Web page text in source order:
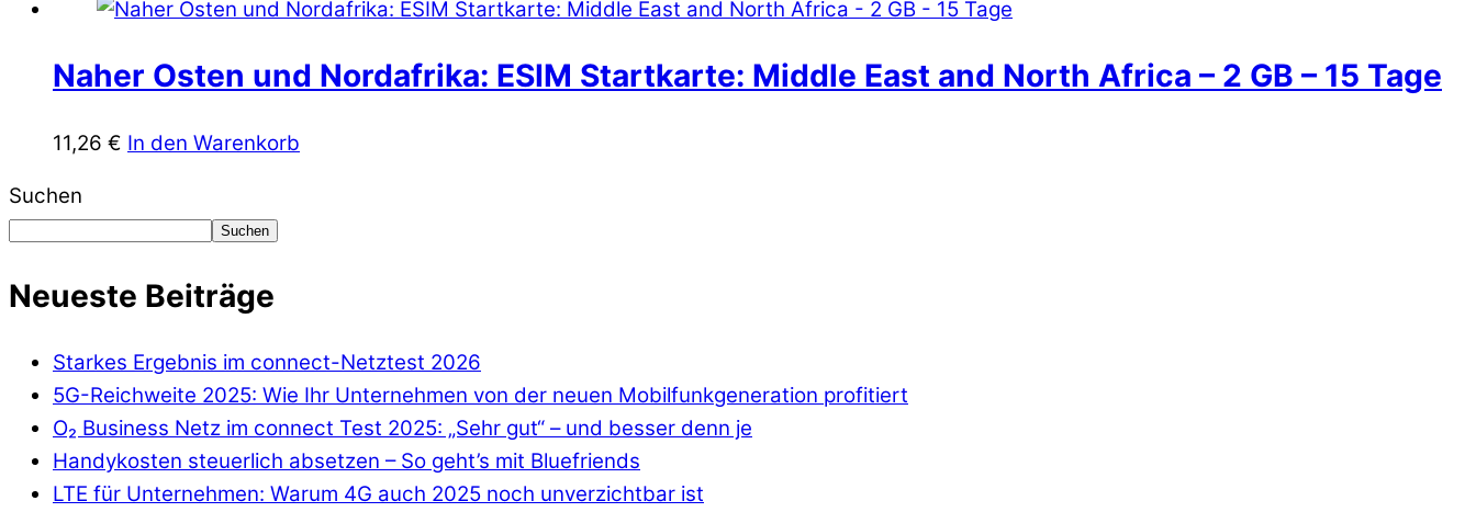
Naher Osten und Nordafrika: ESIM Startkarte: Middle East and North Africa – 2 GB – 15 Tage
11,26 € In den Warenkorb
Suchen
Suchen
Neueste Beiträge
Starkes Ergebnis im connect-Netztest 2026
5G-Reichweite 2025: Wie Ihr Unternehmen von der neuen Mobilfunkgeneration profitiert
O₂ Business Netz im connect Test 2025: „Sehr gut“ – und besser denn je
Handykosten steuerlich absetzen – So geht’s mit Bluefriends
LTE für Unternehmen: Warum 4G auch 2025 noch unverzichtbar ist